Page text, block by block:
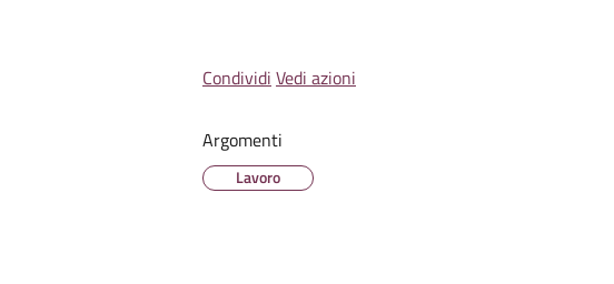
Condividi Vedi azioni
Argomenti
Lavoro